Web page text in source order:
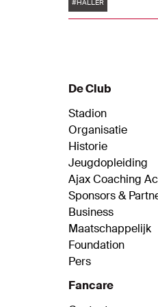
met veel
overzicht.
#HALLER
De Club
Stadion
Organisatie
Historie
Jeugdopleiding
Ajax Coaching
Sponsors &
Business
Maatschappelijk
Foundation
Pers
Fancare